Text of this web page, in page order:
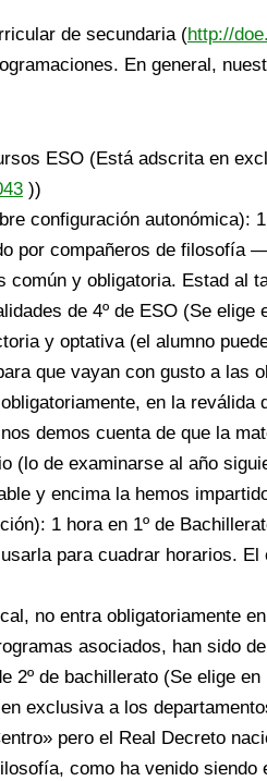
de secundaria (http://
En general,
ESO (Está adscrita en
))
configuración autonómica):
por compañeros de filosofía
común y obligatoria. Estad al
de 4º de ESO (Se elige
y optativa (el alumno
que vayan con gusto a las
en la reválida
demos cuenta de que la
de examinarse al año
y encima la hemos
1 hora en 1º de
para cuadrar horarios.
no entra obligatoriamente
asociados, han sido
de bachillerato (Se elige
exclusiva a los
pero el Real Decreto
como ha venido siendo